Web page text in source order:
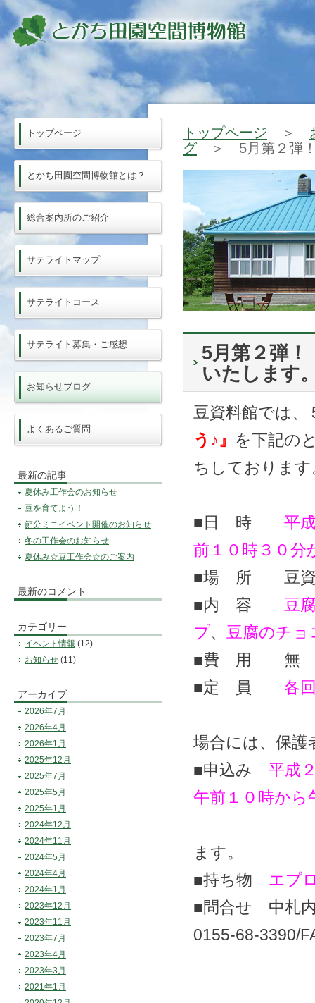
トップページ ＞
グ＞ 5月第２弾！
5月第２弾
いたします
豆資料館では、
う♪』 を下記の
ちしております
■日 時 平
前１０時３０分
■場 所 豆資料
■内 容 豆
プ、 豆腐のチ
■費 用 無
■定 員 各
場合には、保護
■申込み 平成
午前１０時から
ます。
■持ち物 エプ
■問合せ 中札
0155-68-3390/
トップページ
とかち田園空間博物館とは？
総合案内所のご紹介
サテライトマップ
サテライトコース
サテライト募集・ご感想
お知らせブログ
よくあるご質問
最新の記事
夏休み工作会のお知らせ
豆を育てよう！
節分ミニイベント開催のお知らせ
冬の工作会のお知らせ
夏休み☆豆工作会☆のご案内
最新のコメント
カテゴリー
イベント情報 (12)
お知らせ (11)
アーカイブ
2026年7月
2026年4月
2026年1月
2025年12月
2025年7月
2025年5月
2025年1月
2024年12月
2024年11月
2024年5月
2024年4月
2024年1月
2023年12月
2023年11月
2023年7月
2023年4月
2023年3月
2021年1月